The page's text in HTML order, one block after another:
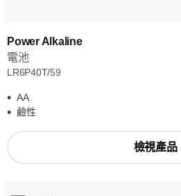
Power Alkaline
電池
LR6P40T/59
AA
鹼性
檢視產品